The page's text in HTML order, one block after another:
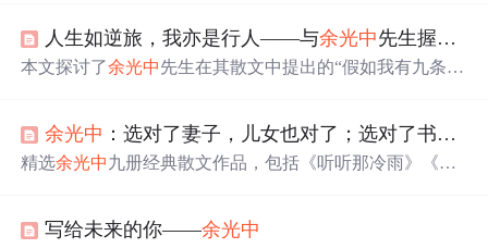
等，展示了余光中 对生活和文化的独特洞察。
界。透过文字，读者可以感受到余光中对生活、历史和文
化的深刻洞察。
人生如逆旅，我亦是行人——与余光中先生握一次手（一）
本文探讨了余光中先生在其散文中提出的“假如我有九条
章通过余光中的个人经历，反映了他对于生活、家庭、文
学创作及个人成长的深刻理解。
余光中 ：选对了妻子，儿女也对了；选对了书，人生也对了丨好书优选
精选余光中九册经典散文作品，包括《听听那冷雨》《逍
独特见解。
写给未来的你——余光中